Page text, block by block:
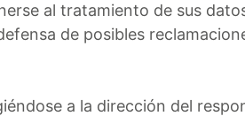
al tratamiento de sus
de posibles
a la dirección del